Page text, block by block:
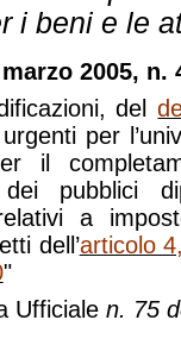
i beni e le
2005, n.
del
per
il
pubblici
a
dell’articolo
"
Ufficiale n. 75